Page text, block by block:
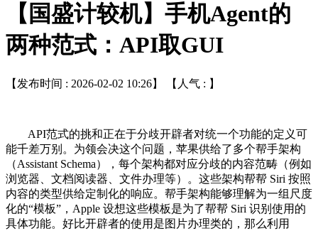
【国盛计较机】手机Agent的
两种范式：API取GUI
【发布时间 : 2026-02-02 10:26】 【人气 : 】
API范式的挑和正在于分歧开辟者对统一个功能的定义可
能千差万别。为领会决这个问题，苹果供给了多个帮手架构
（Assistant Schema），每个架构都对应分歧的内容范畴（例如
浏览器、文档阅读器、文件办理等）。这些架构帮帮 Siri 按照
内容的类型供给定制化的响应。帮手架构能够理解为一组尺度
化的“模板”，Apple 设想这些模板是为了帮帮 Siri 识别使用的
具体功能。好比开辟者的使用是图片办理类的，那么利用